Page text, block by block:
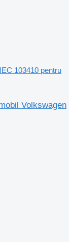
103410 pentru
Volkswagen